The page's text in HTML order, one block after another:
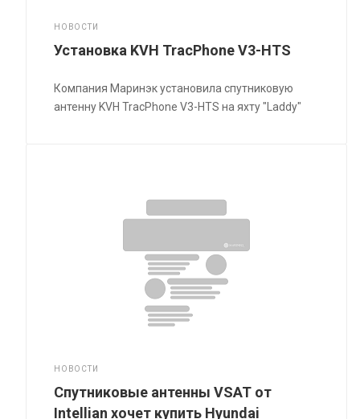
НОВОСТИ
Установка KVH TracPhone V3-HTS
Компания Маринэк установила спутниковую
антенну KVH TracPhone V3-HTS на яхту "Laddy"
НОВОСТИ
Спутниковые антенны VSAT от
Intellian хочет купить Hyundai